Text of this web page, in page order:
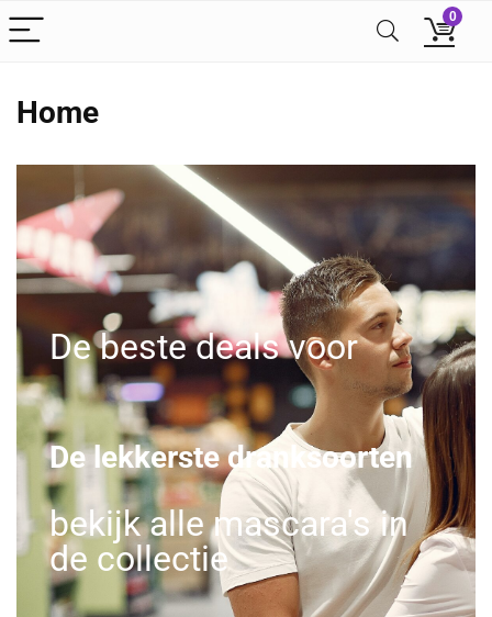
0
Home
De beste deals voor
De lekkerste dranksoorten
bekijk alle mascara's in
de collectie